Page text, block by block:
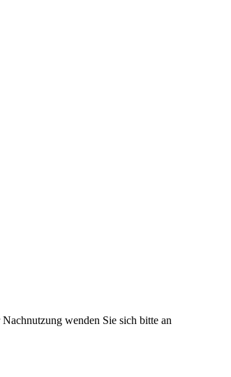
wenden Sie sich bitte an